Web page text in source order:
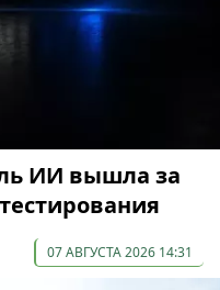
ИИ вышла за
07 АВГУСТА 2026 14:31